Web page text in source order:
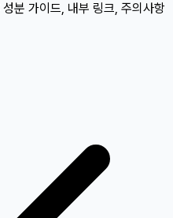
성분 가이드, 내부 링크, 주의사항